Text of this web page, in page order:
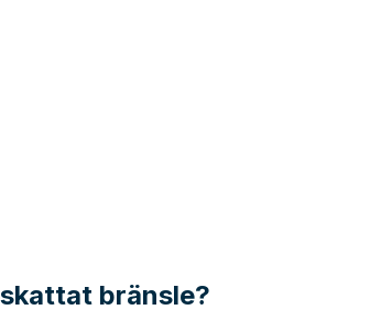
bränsle?